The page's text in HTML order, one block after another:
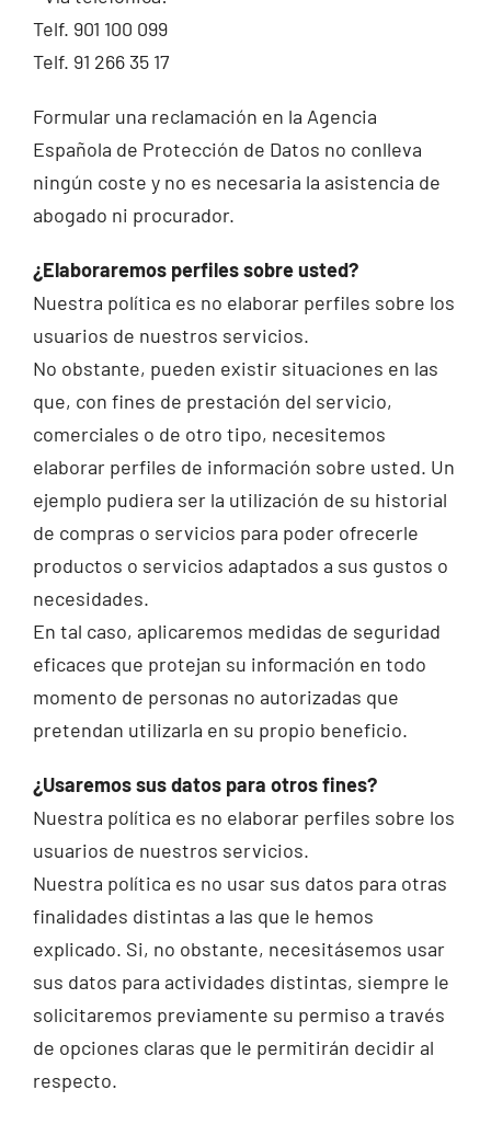
Telf. 901 100 099
Telf. 91 266 35 17
Formular una reclamación en la Agencia
Española de Protección de Datos no conlleva
ningún coste y no es necesaria la asistencia de
abogado ni procurador.
¿Elaboraremos perfiles sobre usted?
Nuestra política es no elaborar perfiles sobre los
usuarios de nuestros servicios.
No obstante, pueden existir situaciones en las
que, con fines de prestación del servicio,
comerciales o de otro tipo, necesitemos
elaborar perfiles de información sobre usted. Un
ejemplo pudiera ser la utilización de su historial
de compras o servicios para poder ofrecerle
productos o servicios adaptados a sus gustos o
necesidades.
En tal caso, aplicaremos medidas de seguridad
eficaces que protejan su información en todo
momento de personas no autorizadas que
pretendan utilizarla en su propio beneficio.
¿Usaremos sus datos para otros fines?
Nuestra política es no elaborar perfiles sobre los
usuarios de nuestros servicios.
Nuestra política es no usar sus datos para otras
finalidades distintas a las que le hemos
explicado. Si, no obstante, necesitásemos usar
sus datos para actividades distintas, siempre le
solicitaremos previamente su permiso a través
de opciones claras que le permitirán decidir al
respecto.